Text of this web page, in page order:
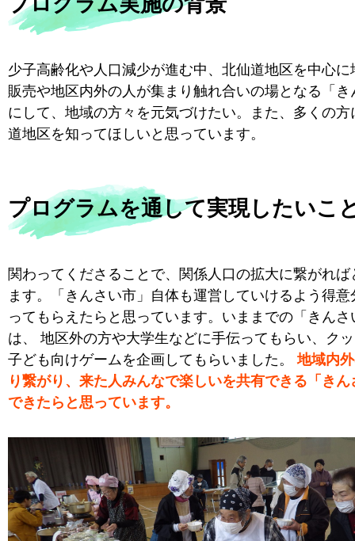
少子高齢化や人口減少が進む中、北仙道地区を中心に
販売や地区内外の人が集まり触れ合いの場となる「き
にして、地域の方々を元気づけたい。また、多くの方
道地区を知ってほしいと思っています。
プログラムを通して実現したいこ
関わってくださることで、関係人口の拡大に繋がれば
ます。「きんさい市」自体も運営していけるよう得意
ってもらえたらと思っています。いままでの「きんさ
は、 地区外の方や大学生などに手伝ってもらい、ク
子ども向けゲームを企画してもらいました。地域内
り繋がり、来た人みんなで楽しいを共有できる「きん
できたらと思っています。